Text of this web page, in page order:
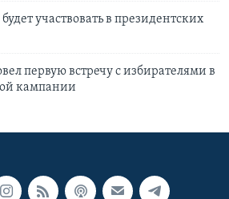
участвовать в президентских
первую встречу с избирателями в
кампании